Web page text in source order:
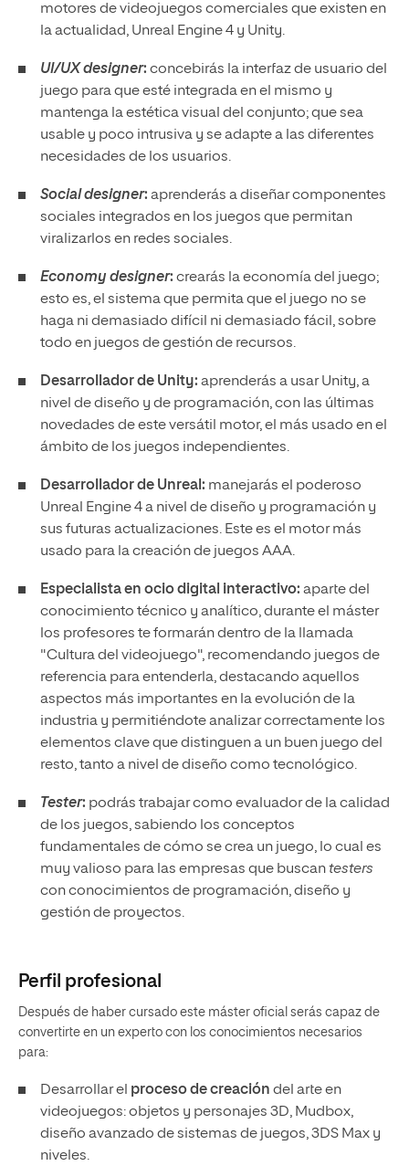
motores de videojuegos comerciales que existen en
la actualidad, Unreal Engine 4 y Unity.
UI/UX designer: concebirás la interfaz de usuario del
juego para que esté integrada en el mismo y
mantenga la estética visual del conjunto; que sea
usable y poco intrusiva y se adapte a las diferentes
necesidades de los usuarios.
Social designer: aprenderás a diseñar componentes
sociales integrados en los juegos que permitan
viralizarlos en redes sociales.
Economy designer: crearás la economía del juego;
esto es, el sistema que permita que el juego no se
haga ni demasiado difícil ni demasiado fácil, sobre
todo en juegos de gestión de recursos.
Desarrollador de Unity: aprenderás a usar Unity, a
nivel de diseño y de programación, con las últimas
novedades de este versátil motor, el más usado en el
ámbito de los juegos independientes.
Desarrollador de Unreal: manejarás el poderoso
Unreal Engine 4 a nivel de diseño y programación y
sus futuras actualizaciones. Este es el motor más
usado para la creación de juegos AAA.
Especialista en ocio digital interactivo: aparte del
conocimiento técnico y analítico, durante el máster
los profesores te formarán dentro de la llamada
"Cultura del videojuego", recomendando juegos de
referencia para entenderla, destacando aquellos
aspectos más importantes en la evolución de la
industria y permitiéndote analizar correctamente los
elementos clave que distinguen a un buen juego del
resto, tanto a nivel de diseño como tecnológico.
Tester: podrás trabajar como evaluador de la calidad
de los juegos, sabiendo los conceptos
fundamentales de cómo se crea un juego, lo cual es
muy valioso para las empresas que buscantesters
con conocimientos de programación, diseño y
gestión de proyectos.
Perfil profesional
Después de haber cursado este máster oficial serás capaz de
convertirte en un experto con los conocimientos necesarios
para:
Desarrollar el proceso de creación del arte en
videojuegos: objetos y personajes 3D, Mudbox,
diseño avanzado de sistemas de juegos, 3DS Max y
niveles.